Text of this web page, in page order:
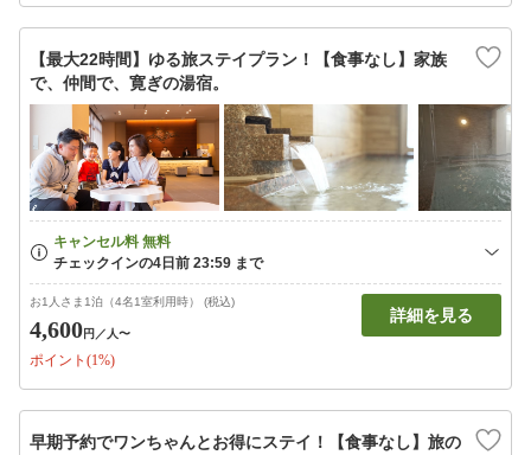
【最大22時間】ゆる旅ステイプラン！【食事なし】家族
で、仲間で、寛ぎの湯宿。
お1人さま1泊（4名1室利用時） (税込)
4,600円 ／人〜
ポイント(1%)
詳細を見る
早期予約でワンちゃんとお得にステイ！【食事なし】旅の